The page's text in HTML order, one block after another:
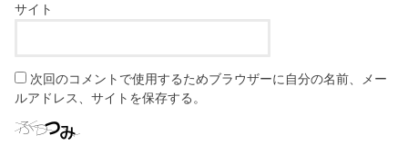
サイト
次回のコメントで使用するためブラウザーに自分の名前、メー
ルアドレス、サイトを保存する。